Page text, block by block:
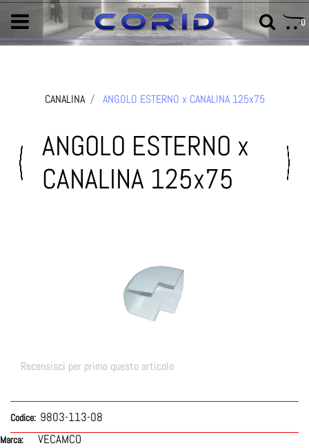
0
CANALINA ANGOLO ESTERNO x CANALINA 125x75
ANGOLO ESTERNO x
CANALINA 125x75
Recensisci per primo questo articolo
Codice: 9803-113-08
Marca: VECAMCO